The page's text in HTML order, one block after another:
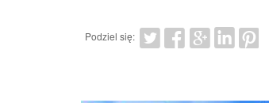
Podziel się: